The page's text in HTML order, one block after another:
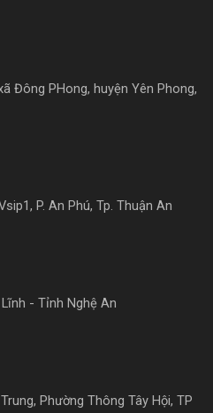
Đông PHong, huyện Yên Phong,
P. An Phú, Tp. Thuận An
- Tỉnh Nghệ An
Phường Thông Tây Hội, TP